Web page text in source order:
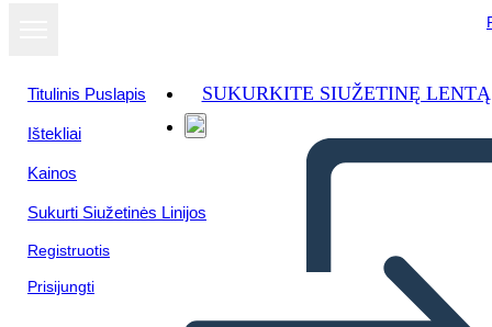
Titulinis Puslapis
Ištekliai
Kainos
Sukurti Siužetinės Linijos
Registruotis
Prisijungti
SUKURKITE SIUŽETINĘ LENTĄ